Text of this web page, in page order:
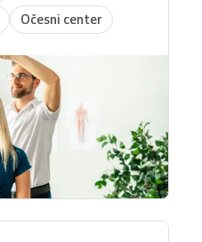
Očesni center